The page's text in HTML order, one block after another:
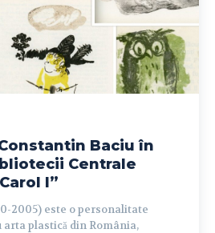
Baciu în
Centrale
I”
2005) este o personalitate
plastică din România,